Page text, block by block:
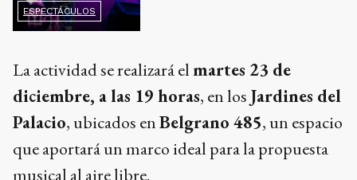
ESPECTÁCULOS
La actividad se realizará elmartes 23 de
diciembre, a las 19 horas, en los Jardines del
Palacio, ubicados enBelgrano 485, un espacio
que aportará un marco ideal para la propuesta
musical al aire libre.